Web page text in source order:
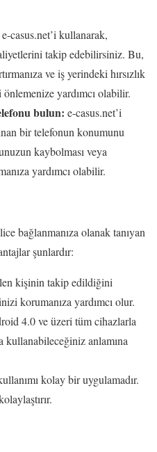
e-casus.net’i kullanarak,
takip edebilirsiniz. Bu,
ve iş yerindeki hırsızlık
yardımcı olabilir.
bulun: e-casus.net’i
bir telefonun konumunu
kaybolması veya
yardımcı olabilir.
bağlanmanıza olanak tanıyan
şunlardır:
kişinin takip edildiğini
korumanıza yardımcı olur.
4.0 ve üzeri tüm cihazlarla
anlamına
kolay bir uygulamadır.